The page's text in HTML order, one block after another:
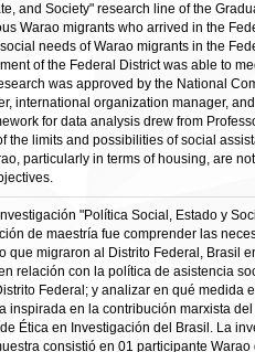
and Society" research line of the
Warao migrants who arrived in the
needs of Warao migrants in the
of the Federal District was able to
was approved by the National
international organization manager,
for data analysis drew from
limits and possibilities of social
particularly in terms of housing, are
"Política Social, Estado y
de maestría fue comprender las
migraron al Distrito Federal, Brasil
relación con la política de asistencia
Federal; y analizar en qué
en la contribución marxista
Ética en Investigación del Brasil. La
consistió en 01 participante